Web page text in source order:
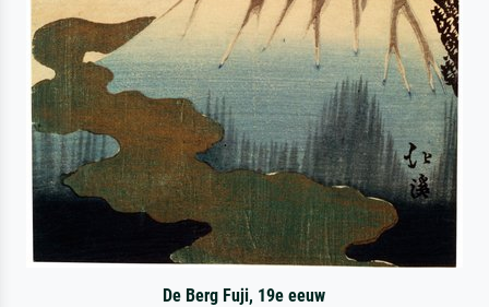
De Berg Fuji, 19e eeuw